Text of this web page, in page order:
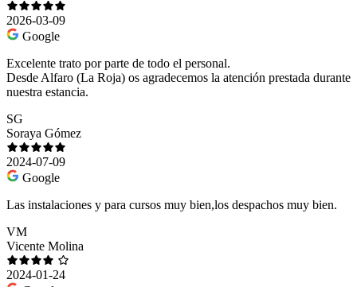
2026-03-09
Google
Excelente trato por parte de todo el personal.
Desde Alfaro (La Roja) os agradecemos la atención prestada durante
nuestra estancia.
SG
Soraya Gómez
2024-07-09
Google
Las instalaciones y para cursos muy bien,los despachos muy bien.
VM
Vicente Molina
2024-01-24